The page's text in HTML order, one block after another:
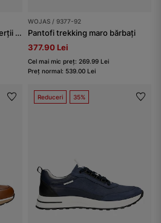
Teniși negri din piele cu inserții din piele bărbați
WOJAS / 9377-92
Pantofi trekking maro bărbați
377.90 Lei
Cel mai mic preț: 269.99 Lei
Preț normal: 539.00 Lei
Reduceri 35%